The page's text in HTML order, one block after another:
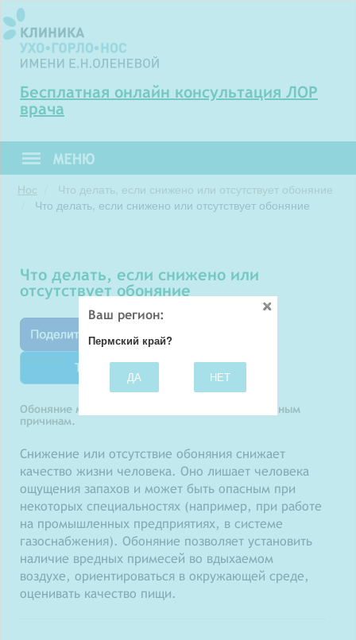
Бесплатная онлайн консультация ЛОР
врача
Нос
Что делать, если снижено или отсутствует обоняние
Что делать, если снижено или отсутствует обоняние
Что делать, если снижено или
отсутствует обоняние
Твитнуть
Обоняние может снизиться или пропасть по разным
причинам.
Снижение или отсутствие обоняния снижает
качество жизни человека. Оно лишает человека
ощущения запахов и может быть опасным при
некоторых специальностях (например, при работе
на промышленных предприятиях, в системе
газоснабжения). Обоняние позволяет установить
наличие вредных примесей во вдыхаемом
воздухе, ориентироваться в окружающей среде,
оценивать качество пищи.
Ваш регион:
Пермский край?
ДА НЕТ